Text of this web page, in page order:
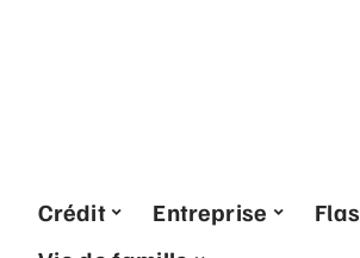
Crédit Entreprise